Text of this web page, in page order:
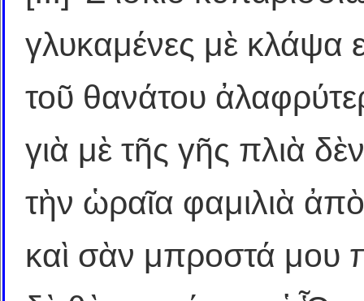
γλυκαμένες μὲ κλάψα
τοῦ θανάτου
γιὰ μὲ τῆς γῆς πλιὰ
τὴν ὡραῖα φαμιλιὰ
καὶ σὰν μπροστά μου